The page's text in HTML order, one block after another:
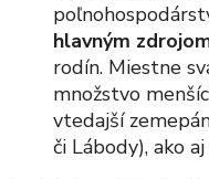
hlavným
rodín. Miestne
množstvo
vtedajší
či Lábody), ako